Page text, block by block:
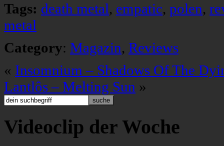
Tags: death metal, empatic, polen,
metal
Category: Magazin, Reviews
« Insomnium – Shadows Of The
Lantlôs – Melting Sun »
Videoclip der Woche